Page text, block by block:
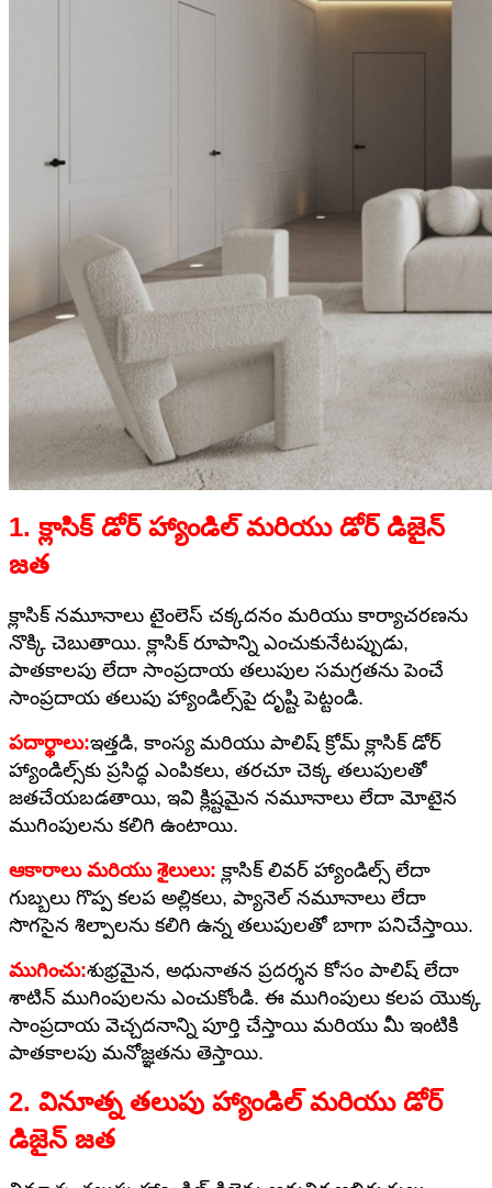
1. క్లాసిక్ డోర్ హ్యాండిల్ మరియు డోర్ డిజైన్
జత
క్లాసిక్ నమూనాలు టైంలెస్ చక్కదనం మరియు కార్యాచరణను
నొక్కి చెబుతాయి. క్లాసిక్ రూపాన్ని ఎంచుకునేటప్పుడు,
పాతకాలపు లేదా సాంప్రదాయ తలుపుల సమగ్రతను పెంచే
సాంప్రదాయ తలుపు హ్యాండిల్స్‌పై దృష్టి పెట్టండి.
పదార్థాలు:ఇత్తడి, కాంస్య మరియు పాలిష్ క్రోమ్ క్లాసిక్ డోర్
హ్యాండిల్స్‌కు ప్రసిద్ధ ఎంపికలు, తరచూ చెక్క తలుపులతో
జతచేయబడతాయి, ఇవి క్లిష్టమైన నమూనాలు లేదా మోటైన
ముగింపులను కలిగి ఉంటాయి.
ఆకారాలు మరియు శైలులు: క్లాసిక్ లివర్ హ్యాండిల్స్ లేదా
గుబ్బలు గొప్ప కలప అల్లికలు, ప్యానెల్ నమూనాలు లేదా
సొగసైన శిల్పాలను కలిగి ఉన్న తలుపులతో బాగా పనిచేస్తాయి.
ముగించు:శుభ్రమైన, అధునాతన ప్రదర్శన కోసం పాలిష్ లేదా
శాటిన్ ముగింపులను ఎంచుకోండి. ఈ ముగింపులు కలప యొక్క
సాంప్రదాయ వెచ్చదనాన్ని పూర్తి చేస్తాయి మరియు మీ ఇంటికి
పాతకాలపు మనోజ్ఞతను తెస్తాయి.
2. వినూత్న తలుపు హ్యాండిల్ మరియు డోర్
డిజైన్ జత